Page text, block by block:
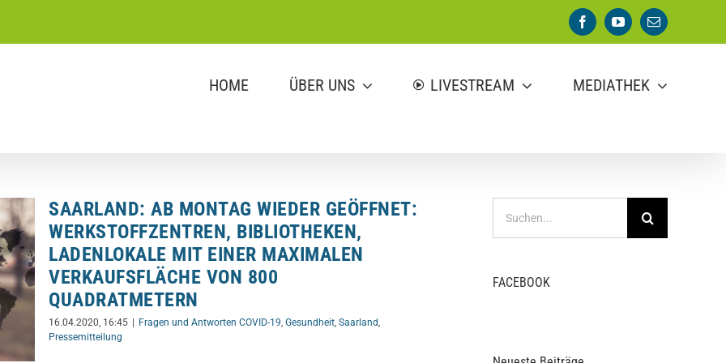
FacebookYouTube
E-
Mail
HOME ÜBER UNS LIVESTREAM MEDIATHEK
SAARLAND: AB MONTAG WIEDER GEÖFFNET:
WERKSTOFFZENTREN, BIBLIOTHEKEN,
LADENLOKALE MIT EINER MAXIMALEN
VERKAUFSFLÄCHE VON 800
QUADRATMETERN
16.04.2020, 16:45 Fragen und Antworten COVID-19, Gesundheit, Saarland,
Pressemitteilung
nach:
FACEBOOK